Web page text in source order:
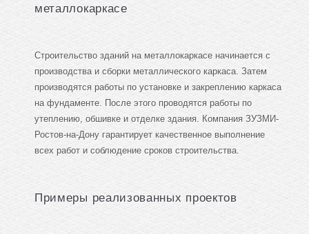
металлокаркасе
Строительство зданий на металлокаркасе начинается с
производства и сборки металлического каркаса. Затем
производятся работы по установке и закреплению каркаса
на фундаменте. После этого проводятся работы по
утеплению, обшивке и отделке здания. Компания ЗУЗМИ-
Ростов-на-Дону гарантирует качественное выполнение
всех работ и соблюдение сроков строительства.
Примеры реализованных проектов